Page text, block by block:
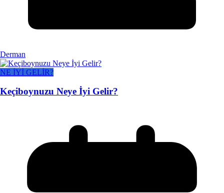
Derman
NE İYİ GELİR?
Keçiboynuzu Neye İyi Gelir?